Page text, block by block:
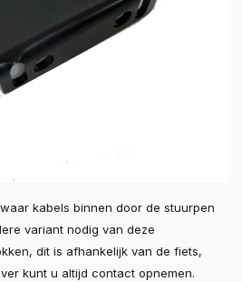
kabels binnen door de stuurpen
variant nodig van deze
dit is afhankelijk van de fiets,
kunt u altijd contact opnemen.